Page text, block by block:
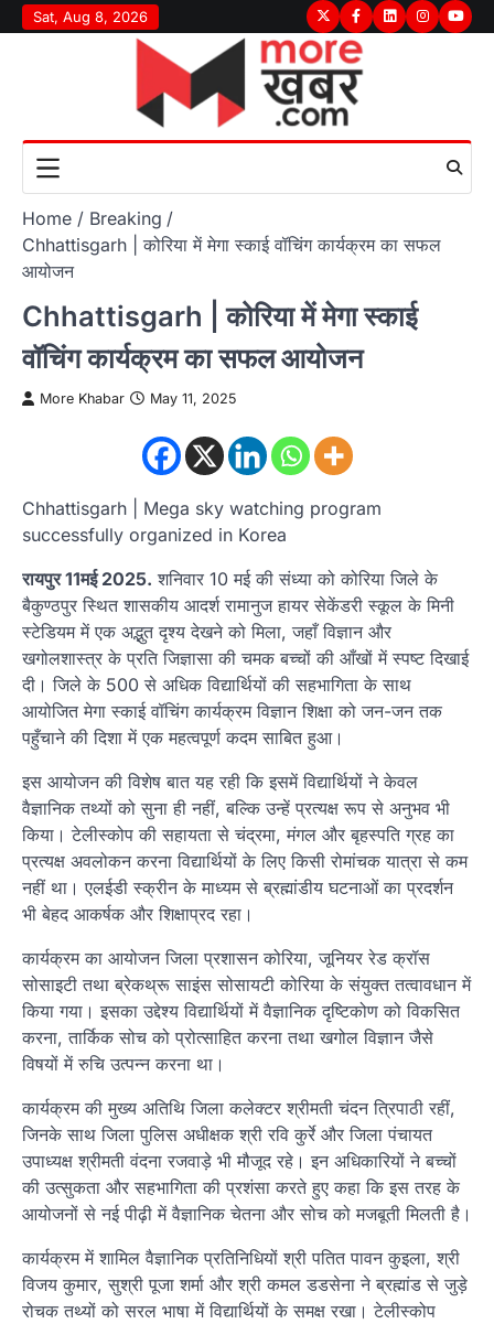
Skip
to
Sat, Aug 8, 2026 TwitterFacebook
LinkedInInstagram
Home
Breaking
Chhattisgarh | कोरिया में मेगा स्काई वॉचिंग कार्यक्रम का सफल
आयोजन
Chhattisgarh | कोरिया में मेगा स्काई
वॉचिंग कार्यक्रम का सफल आयोजन
More Khabar May 11, 2025
Chhattisgarh | Mega sky watching program
successfully organized in Korea
रायपुर 11मई 2025. शनिवार 10 मई की संध्या को कोरिया जिले के
बैकुण्ठपुर स्थित शासकीय आदर्श रामानुज हायर सेकेंडरी स्कूल के मिनी
स्टेडियम में एक अद्भुत दृश्य देखने को मिला, जहाँ विज्ञान और
खगोलशास्त्र के प्रति जिज्ञासा की चमक बच्चों की आँखों में स्पष्ट दिखाई
दी। जिले के 500 से अधिक विद्यार्थियों की सहभागिता के साथ
आयोजित मेगा स्काई वॉचिंग कार्यक्रम विज्ञान शिक्षा को जन-जन तक
पहुँचाने की दिशा में एक महत्वपूर्ण कदम साबित हुआ।
इस आयोजन की विशेष बात यह रही कि इसमें विद्यार्थियों ने केवल
वैज्ञानिक तथ्यों को सुना ही नहीं, बल्कि उन्हें प्रत्यक्ष रूप से अनुभव भी
किया। टेलीस्कोप की सहायता से चंद्रमा, मंगल और बृहस्पति ग्रह का
प्रत्यक्ष अवलोकन करना विद्यार्थियों के लिए किसी रोमांचक यात्रा से कम
नहीं था। एलईडी स्क्रीन के माध्यम से ब्रह्मांडीय घटनाओं का प्रदर्शन
भी बेहद आकर्षक और शिक्षाप्रद रहा।
कार्यक्रम का आयोजन जिला प्रशासन कोरिया, जूनियर रेड क्रॉस
सोसाइटी तथा ब्रेकथ्रू साइंस सोसायटी कोरिया के संयुक्त तत्वावधान में
किया गया। इसका उद्देश्य विद्यार्थियों में वैज्ञानिक दृष्टिकोण को विकसित
करना, तार्किक सोच को प्रोत्साहित करना तथा खगोल विज्ञान जैसे
विषयों में रुचि उत्पन्न करना था।
कार्यक्रम की मुख्य अतिथि जिला कलेक्टर श्रीमती चंदन त्रिपाठी रहीं,
जिनके साथ जिला पुलिस अधीक्षक श्री रवि कुर्रे और जिला पंचायत
उपाध्यक्ष श्रीमती वंदना रजवाड़े भी मौजूद रहे। इन अधिकारियों ने बच्चों
की उत्सुकता और सहभागिता की प्रशंसा करते हुए कहा कि इस तरह के
आयोजनों से नई पीढ़ी में वैज्ञानिक चेतना और सोच को मजबूती मिलती है।
कार्यक्रम में शामिल वैज्ञानिक प्रतिनिधियों श्री पतित पावन कुइला, श्री
विजय कुमार, सुश्री पूजा शर्मा और श्री कमल डडसेना ने ब्रह्मांड से जुड़े
रोचक तथ्यों को सरल भाषा में विद्यार्थियों के समक्ष रखा। टेलीस्कोप